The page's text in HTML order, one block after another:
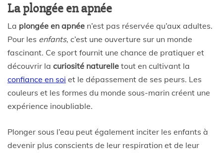
La plongée en apnée
La plongée en apnée n’est pas réservée qu’aux adultes.
Pour les enfants, c’est une ouverture sur un monde
fascinant. Ce sport fournit une chance de pratiquer et
découvrir la curiosité naturelle tout en cultivant la
confiance en soi et le dépassement de ses peurs. Les
couleurs et les formes du monde sous-marin créent une
expérience inoubliable.
Plonger sous l’eau peut également inciter les enfants à
devenir plus conscients de leur respiration et de leur